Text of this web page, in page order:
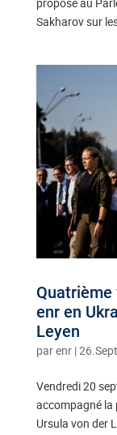
Sakharov sur
Quatrième
enr en
Leyen
parenr|
Vendredi 20
accompagné la
Ursula von der